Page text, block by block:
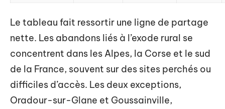
Le tableau fait ressortir une ligne de partage
nette. Les abandons liés à l’exode rural se
concentrent dans les Alpes, la Corse et le sud
de la France, souvent sur des sites perchés ou
difficiles d’accès. Les deux exceptions,
Oradour-sur-Glane et Goussainville,